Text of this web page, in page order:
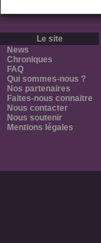
Le site
News
Chroniques
FAQ
Qui sommes-nous ?
Nos partenaires
Faites-nous connaitre
Nous contacter
Nous soutenir
Mentions légales